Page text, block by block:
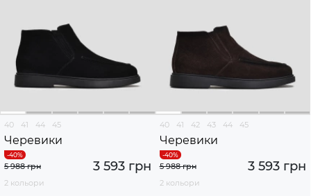
40 41 44 45
Черевики
3 593 грн
5 988 грн
2 кольори
40 41 42 43 44 45
Черевики
3 593 грн
5 988 грн
2 кольори